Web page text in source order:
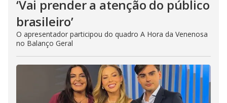
‘Vai prender a atenção do público
brasileiro’
O apresentador participou do quadro A Hora da Venenosa
no Balanço Geral